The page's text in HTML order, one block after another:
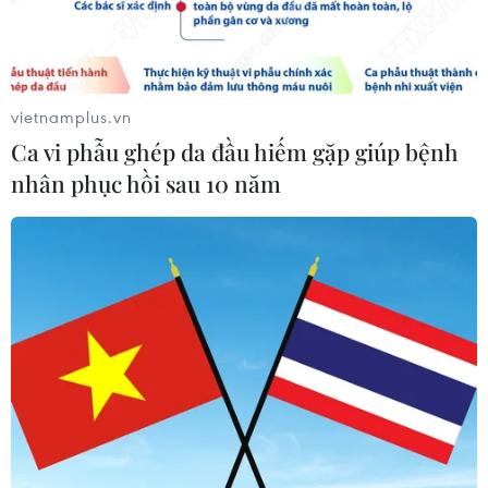
Google Wallet cho phép phụ huynh
thiết lập số dư an toàn của con cái
ChatGPT cung cấp tính năng chat
Phát hiện lỗ hổng bảo mật nghiêm
trọng trên loạt trình duyệt tích hợp
AI
06/08/2026 15:57
vietnamplus.vn
Ca vi phẫu ghép da đầu hiếm gặp giúp bệnh
nhân phục hồi sau 10 năm